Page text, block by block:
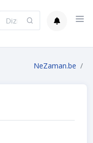
NeZaman.be